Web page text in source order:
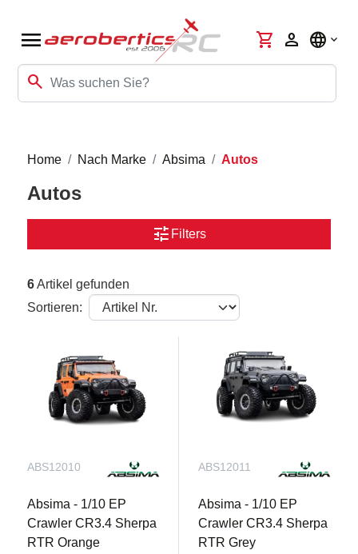
menu
search
shopping_cart person language
Home Nach Marke Absima Autos
Autos
tune Filters
6Artikel gefunden
Sortieren:
ABS12010
Absima - 1/10 EP
Crawler CR3.4 Sherpa
RTR Orange
ABS12011
Absima - 1/10 EP
Crawler CR3.4 Sherpa
RTR Grey